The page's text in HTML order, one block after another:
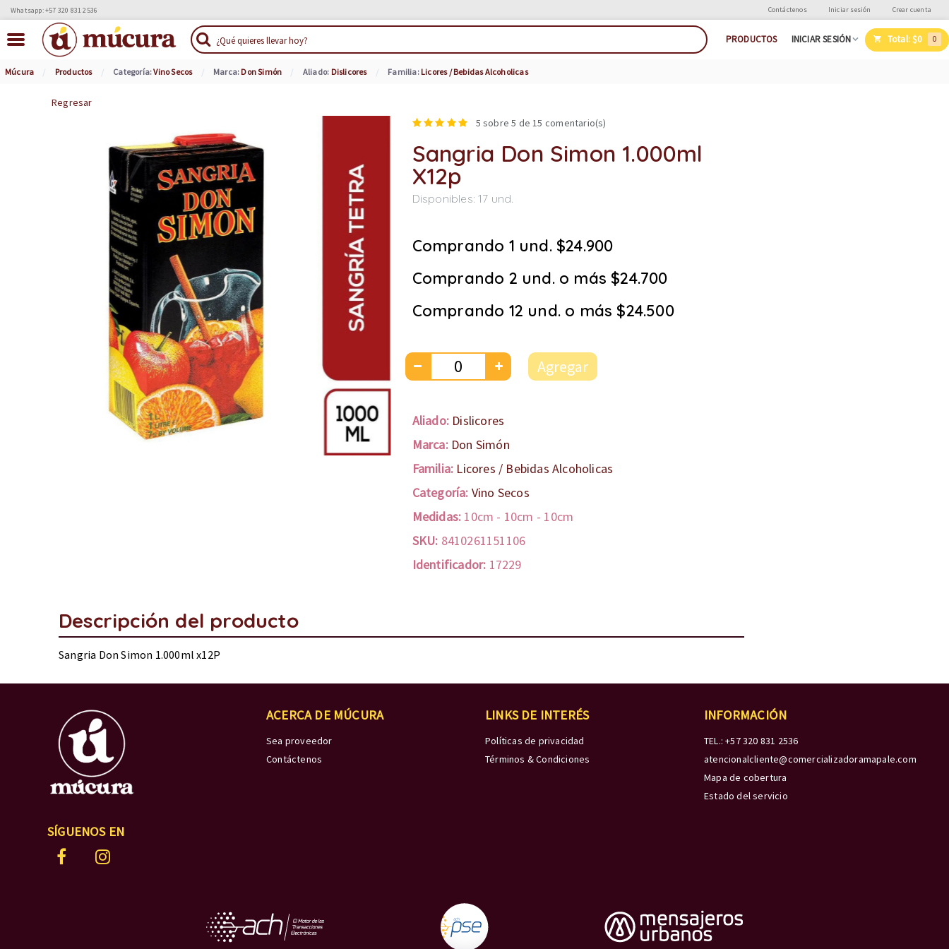
Whatsapp: +57 320 831 2536 Contáctenos Iniciar sesión Crear cuenta
PRODUCTOS INICIAR SESIÓN Total:$0 0
Múcura Productos Categoría:Vino Secos Marca: Don Simón Aliado: Dislicores Familia: Licores / Bebidas Alcoholicas
Regresar
5 sobre 5 de15 comentario(s)
Sangria Don Simon 1.000ml
X12p
Disponibles:17 und.
Comprando 1 und. $24.900
Comprando 2 und. o más $24.700
Comprando 12 und. o más $24.500
Agregar
Aliado: Dislicores
Marca: Don Simón
Familia: Licores / Bebidas Alcoholicas
Categoría: Vino Secos
Medidas: 10cm - 10cm - 10cm
SKU: 8410261151106
Identificador: 17229
Descripción del producto
Sangria Don Simon 1.000ml x12P
SÍGUENOS EN
ACERCA DE MÚCURA
Sea proveedor
Contáctenos
LINKS DE INTERÉS
Políticas de privacidad
Términos & Condiciones
INFORMACIÓN
TEL.: +57 320 831 2536
atencionalcliente@comercializadoramapale.com
Mapa de cobertura
Estado del servicio